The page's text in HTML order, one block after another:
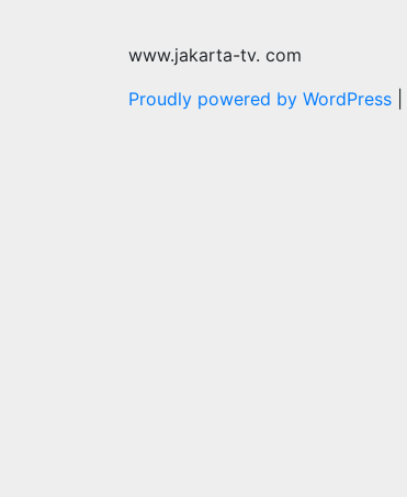
www.jakarta-tv. com
Proudly powered by WordPress